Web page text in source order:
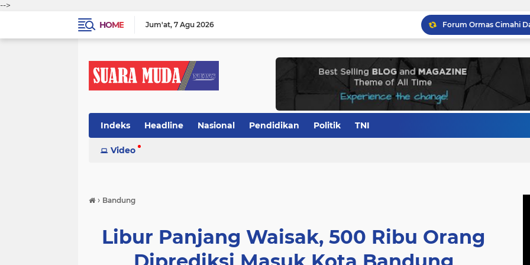
-->
HOME
Jum'at 7 Agu 2026
Indeks Headline Nasional Pendidikan Politik TNI
Video
› Bandung
Libur Panjang Waisak, 500 Ribu Orang